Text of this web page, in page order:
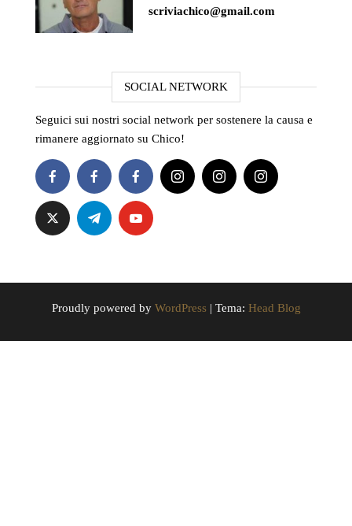
scriviachico@gmail.com
SOCIAL NETWORK
Seguici sui nostri social network per sostenere la causa e
rimanere aggiornato su Chico!
Proudly powered by WordPress | Tema: Head Blog